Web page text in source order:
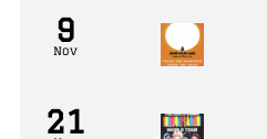
9
Nov
21